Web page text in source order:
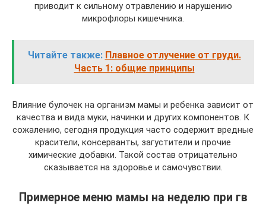
приводит к сильному отравлению и нарушению
микрофлоры кишечника.
Читайте также: Плавное отлучение от груди.
Часть 1: общие принципы
Влияние булочек на организм мамы и ребенка зависит от
качества и вида муки, начинки и других компонентов. К
сожалению, сегодня продукция часто содержит вредные
красители, консерванты, загустители и прочие
химические добавки. Такой состав отрицательно
сказывается на здоровье и самочувствии.
Примерное меню мамы на неделю при гв